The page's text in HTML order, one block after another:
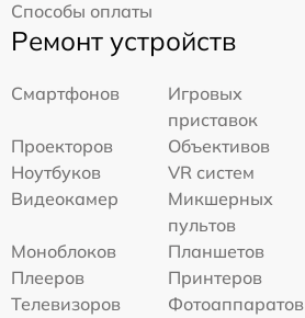
Способы оплаты
Ремонт устройств
Смартфонов
Игровых
приставок
Проекторов
Объективов
Ноутбуков
VR систем
Видеокамер
Микшерных
пультов
Моноблоков
Планшетов
Плееров
Принтеров
Телевизоров
Фотоаппаратов